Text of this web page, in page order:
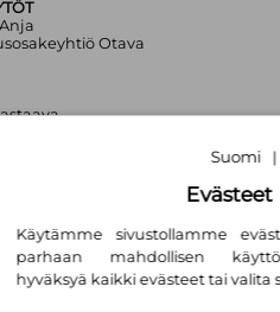
Otava
Suomi |
Evästeet
Käytämme sivustollamme
parhaan mahdollisen
hyväksyä kaikki evästeet tai valita